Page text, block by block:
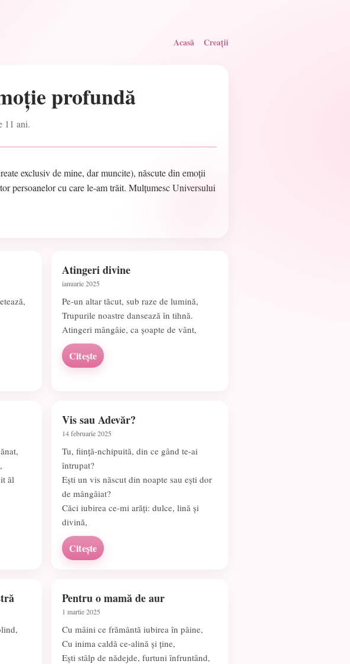
Acasă Creații
profundă
11 ani.
exclusiv de mine, dar muncite), născute din emoții
persoanelor cu care le-am trăit. Mulțumesc Universului
Atingeri divine
ianuarie 2025
Pe-un altar tăcut, sub raze de lumină,
Trupurile noastre dansează în tihnă.
Atingeri mângâie, ca șoapte de vânt,
Citește
ăl
Vis sau Adevăr?
14 februarie 2025
Tu, ființă-nchipuită, din ce gând te-ai
întrupat?
Ești un vis născut din noapte sau ești dor
de mângâiat?
Căci iubirea ce-mi arăți: dulce, lină și
divină,
Citește
Pentru o mamă de aur
1 martie 2025
Cu mâini ce frământă iubirea în pâine,
Cu inima caldă ce-alină și ține,
Ești stâlp de nădejde, furtuni înfruntând,